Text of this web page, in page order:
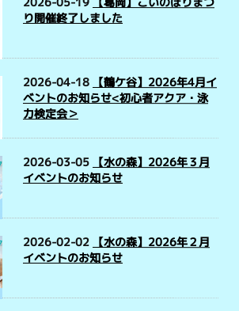
り開催終了しました
2026-04-18 【鶴ケ谷】2026年4月イ
ベントのお知らせ<初心者アクア・泳
力検定会＞
2026-03-05 【水の森】2026年３月
イベントのお知らせ
2026-02-02 【水の森】2026年２月
イベントのお知らせ